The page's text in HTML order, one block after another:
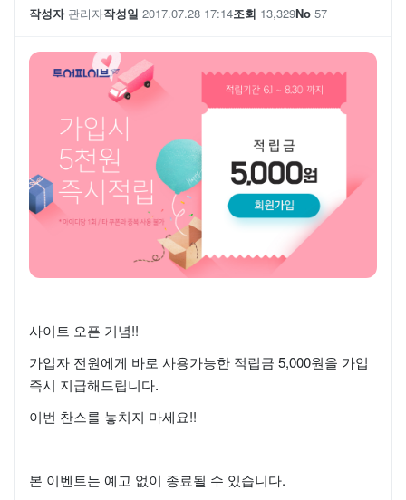
작성자관리자작성일 2017.07.28 17:14조회 13,329No 57
사이트 오픈 기념!!
가입자 전원에게 바로 사용가능한 적립금 5,000원을 가입
즉시 지급해드립니다.
이번 찬스를 놓치지 마세요!!
본 이벤트는 예고 없이 종료될 수 있습니다.